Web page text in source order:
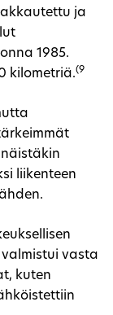
ja
1985.
kilometriä.(9
liikenteen
vasta
kuten